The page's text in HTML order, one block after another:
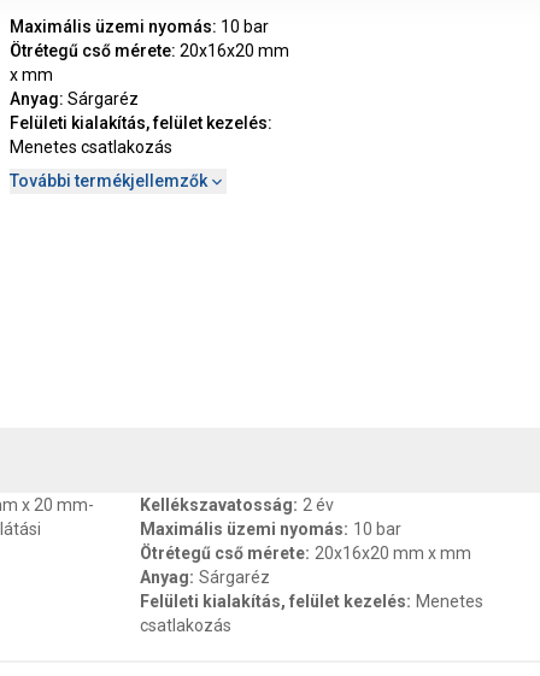
Maximális üzemi nyomás: 10 bar
Ötrétegű cső mérete: 20x16x20 mm
x mm
Anyag: Sárgaréz
Felületi kialakítás, felület kezelés:
Menetes csatlakozás
További termékjellemzők
x 20 mm-
Kellékszavatosság: 2 év
Maximális üzemi nyomás: 10 bar
Ötrétegű cső mérete: 20x16x20 mm x mm
Anyag: Sárgaréz
Felületi kialakítás, felület kezelés: Menetes
csatlakozás